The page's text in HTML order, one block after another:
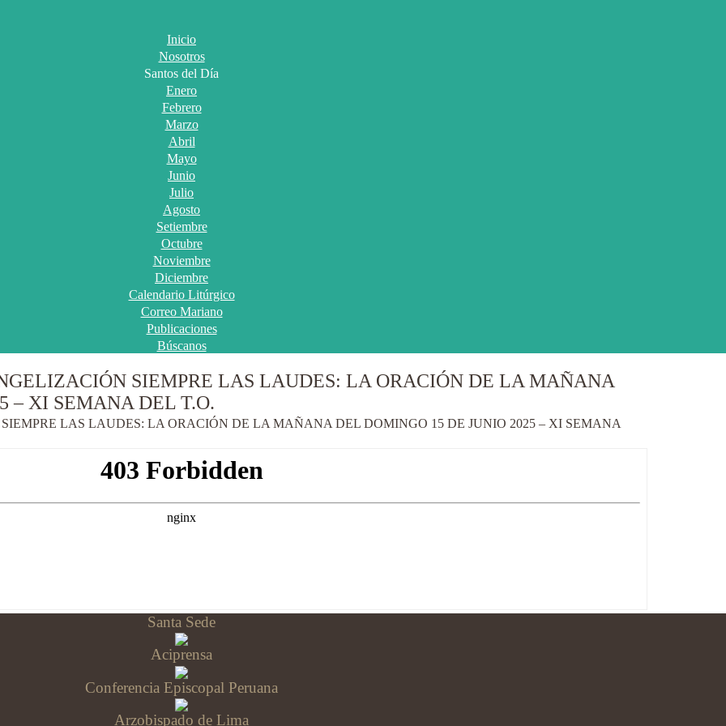
Inicio
Nosotros
Santos del Día
Enero
Febrero
Marzo
Abril
Mayo
Junio
Julio
Agosto
Setiembre
Octubre
Noviembre
Diciembre
Calendario Litúrgico
Correo Mariano
Publicaciones
Búscanos
SIEMPRE LAS LAUDES: LA ORACIÓN DE LA MAÑANA
– XI SEMANA DEL T.O.
LAS LAUDES: LA ORACIÓN DE LA MAÑANA DEL DOMINGO 15 DE JUNIO 2025 – XI SEMANA
Santa Sede
Aciprensa
Conferencia Episcopal Peruana
Arzobispado de Lima